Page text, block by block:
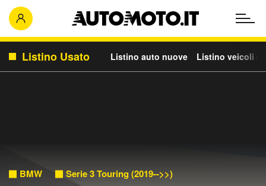
Listino Usato Listino auto nuove Listino veicoli
BMW Serie 3 Touring (2019-->>)